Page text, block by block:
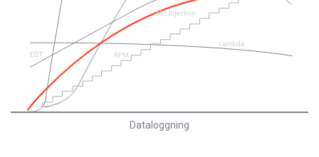
Dataloggning